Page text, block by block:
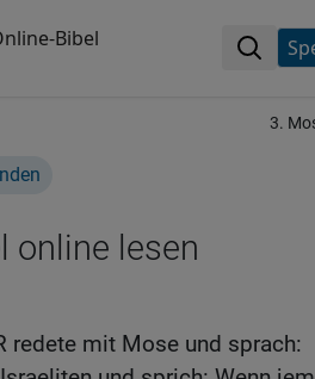
Bibel
3.
online lesen
redete mit Mose und sprach: